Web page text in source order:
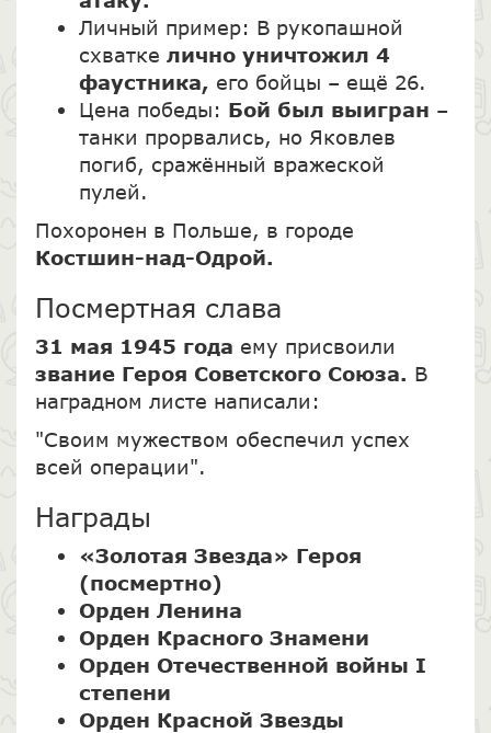
Личный пример: В рукопашной
схватке лично уничтожил 4
фаустника, его бойцы – ещё 26.
Цена победы: Бой был выигран –
танки прорвались, но Яковлев
погиб, сражённый вражеской
пулей.
Похоронен в Польше, в городе
Костшин-над-Одрой.
Посмертная слава
31 мая 1945 года ему присвоили
звание Героя Советского Союза. В
наградном листе написали:
"Своим мужеством обеспечил успех
всей операции".
Награды
«Золотая Звезда» Героя
(посмертно)
Орден Ленина
Орден Красного Знамени
Орден Отечественной войны I
степени
Орден Красной Звезды